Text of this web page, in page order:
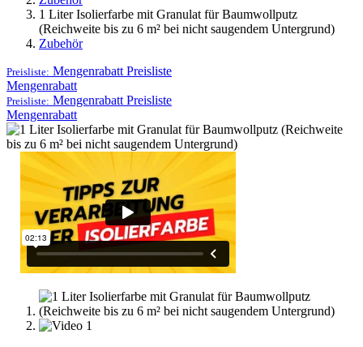
1 Liter Isolierfarbe mit Granulat für Baumwollputz
(Reichweite bis zu 6 m² bei nicht saugendem Untergrund)
Zubehör
Preisliste: Mengenrabatt Preisliste
Mengenrabatt
Preisliste: Mengenrabatt Preisliste
Mengenrabatt